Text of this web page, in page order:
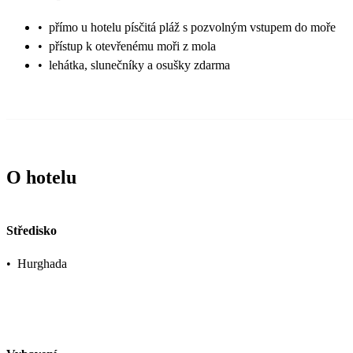
• přímo u hotelu písčitá pláž s pozvolným vstupem do moře
• přístup k otevřenému moři z mola
• lehátka, slunečníky a osušky zdarma
O hotelu
Středisko
• Hurghada